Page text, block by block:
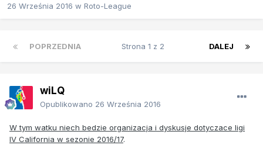
26 Września 2016 w Roto-League
POPRZEDNIA DALEJ
Strona 1 z 2
wiLQ
Opublikowano 26 Września 2016
W tym watku niech bedzie organizacja i dyskusje dotyczace ligi
IV California w sezonie 2016/17.